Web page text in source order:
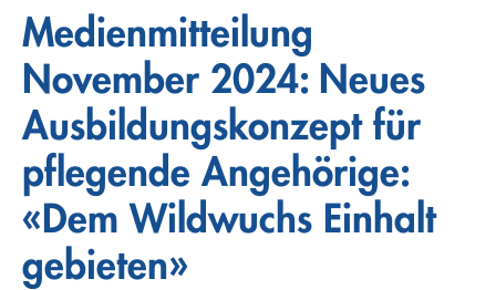
Medienmitteilung
November 2024: Neues
Ausbildungskonzept für
pflegende Angehörige:
«Dem Wildwuchs Einhalt
gebieten»